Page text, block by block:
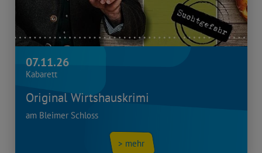
07.11.26
Kabarett
Original Wirtshauskrimi
am Bleimer Schloss
> mehr